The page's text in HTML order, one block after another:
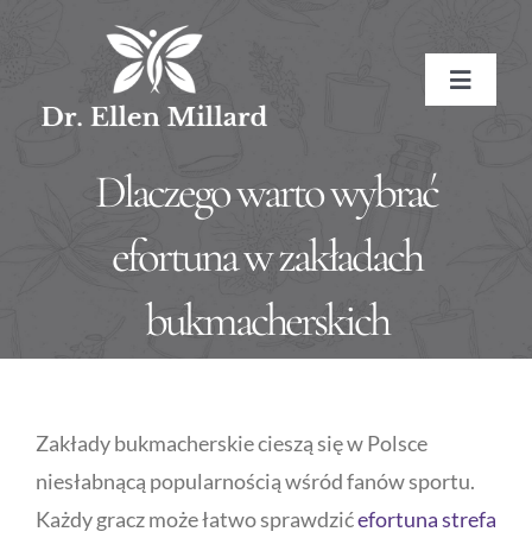
Toggle
About the Doctor SERVICES
Treatment Methods
Treatment Pricing
Affiliate Links
Meditations
BOOK NOW
CONTACT
Dlaczego warto wybrać
efortuna w zakładach
bukmacherskich
Zakłady bukmacherskie cieszą się w Polsce
niesłabnącą popularnością wśród fanów sportu.
Każdy gracz może łatwo sprawdzićefortuna strefa